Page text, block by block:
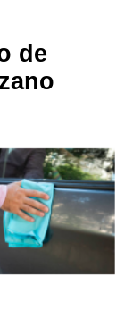
de